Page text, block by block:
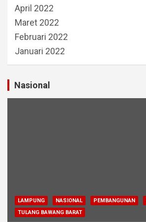
April 2022
Maret 2022
Februari 2022
Januari 2022
Nasional
LAMPUNG NASIONAL PEMBANGUNAN
TULANG BAWANG BARAT